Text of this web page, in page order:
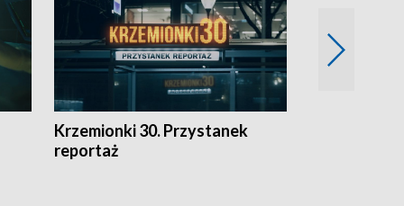
Krzemionki 30. Przystanek
reportaż